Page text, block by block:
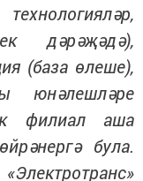
дәрәҗәдә),
(база өлеше),
юнәлешләре
филиал аша
була.